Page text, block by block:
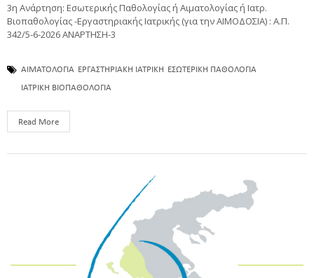
3η Ανάρτηση: Εσωτερικής Παθολογίας ή Αιματολογίας ή Ιατρ.
Βιοπαθολογίας -Εργαστηριακής Ιατρικής (για την ΑΙΜΟΔΟΣΙΑ) : Α.Π.
342/5-6-2026 ΑΝΑΡΤΗΣΗ-3
ΑΙΜΑΤΟΛΟΓΙΑ ΕΡΓΑΣΤΗΡΙΑΚΗ ΙΑΤΡΙΚΗ ΕΣΩΤΕΡΙΚΗ ΠΑΘΟΛΟΓΙΑ
ΙΑΤΡΙΚΗ ΒΙΟΠΑΘΟΛΟΓΙΑ
Read More